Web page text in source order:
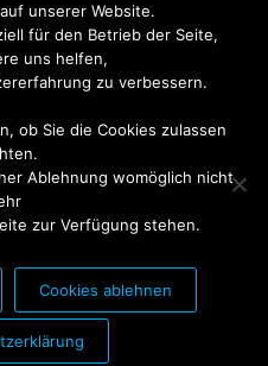
FÜR:
unserer Website.
für den Betrieb der Seite,
uns helfen,
zu verbessern.
ob Sie die Cookies zulassen
Ablehnung womöglich nicht
zur Verfügung stehen.
Cookies ablehnen